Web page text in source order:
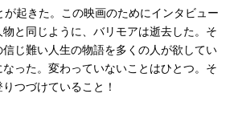
起きた。この映画のためにインタビュー
と同じように、バリモアは逝去した。そ
じ難い人生の物語を多くの人が欲してい
った。変わっていないことはひとつ。そ
つづけていること！